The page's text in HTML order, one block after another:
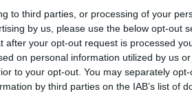
to third parties, or processing of your
by us, please use the below opt-out
after your opt-out request is processed
on personal information utilized by us
to your opt-out. You may separately
by third parties on the IAB’s list of
a
fost înființate până în